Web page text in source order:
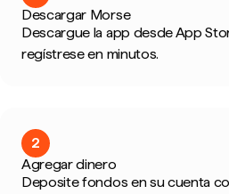
Descargar Morse
Descargue la app desde App
regístrese en minutos.
2
Agregar dinero
Deposite fondos en su cuenta